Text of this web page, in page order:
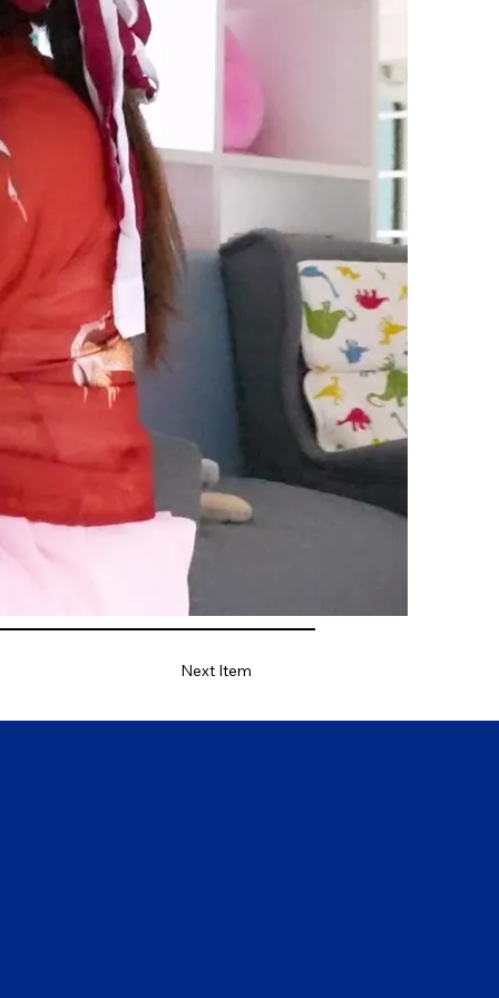
Next Item